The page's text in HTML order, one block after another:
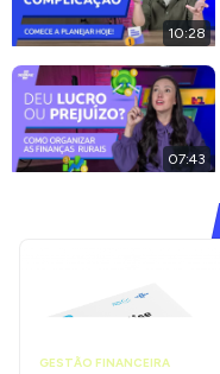
10:28
07:43
GESTÃO FINANCEIRA